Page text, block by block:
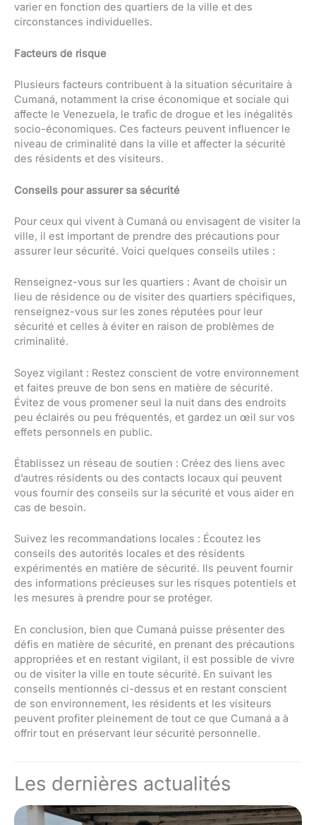
varier en fonction des quartiers de la ville et des
circonstances individuelles.
Facteurs de risque
Plusieurs facteurs contribuent à la situation sécuritaire à
Cumaná, notamment la crise économique et sociale qui
affecte le Venezuela, le trafic de drogue et les inégalités
socio-économiques. Ces facteurs peuvent influencer le
niveau de criminalité dans la ville et affecter la sécurité
des résidents et des visiteurs.
Conseils pour assurer sa sécurité
Pour ceux qui vivent à Cumaná ou envisagent de visiter la
ville, il est important de prendre des précautions pour
assurer leur sécurité. Voici quelques conseils utiles :
Renseignez-vous sur les quartiers : Avant de choisir un
lieu de résidence ou de visiter des quartiers spécifiques,
renseignez-vous sur les zones réputées pour leur
sécurité et celles à éviter en raison de problèmes de
criminalité.
Soyez vigilant : Restez conscient de votre environnement
et faites preuve de bon sens en matière de sécurité.
Évitez de vous promener seul la nuit dans des endroits
peu éclairés ou peu fréquentés, et gardez un œil sur vos
effets personnels en public.
Établissez un réseau de soutien : Créez des liens avec
d’autres résidents ou des contacts locaux qui peuvent
vous fournir des conseils sur la sécurité et vous aider en
cas de besoin.
Suivez les recommandations locales : Écoutez les
conseils des autorités locales et des résidents
expérimentés en matière de sécurité. Ils peuvent fournir
des informations précieuses sur les risques potentiels et
les mesures à prendre pour se protéger.
En conclusion, bien que Cumaná puisse présenter des
défis en matière de sécurité, en prenant des précautions
appropriées et en restant vigilant, il est possible de vivre
ou de visiter la ville en toute sécurité. En suivant les
conseils mentionnés ci-dessus et en restant conscient
de son environnement, les résidents et les visiteurs
peuvent profiter pleinement de tout ce que Cumaná a à
offrir tout en préservant leur sécurité personnelle.
Les dernières actualités